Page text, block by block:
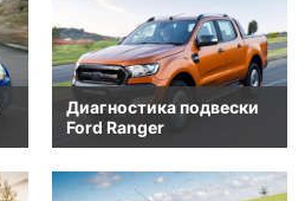
Диагностика подвески
Ford Ranger